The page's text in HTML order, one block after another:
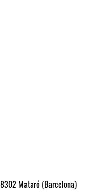
Mataró (Barcelona)